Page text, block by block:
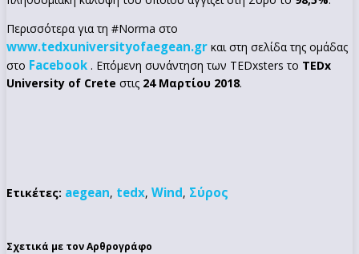
Περισσότερα για τη #Norma στο
www.tedxuniversityofaegean.gr και στη σελίδα της ομάδας
στο Facebook . Επόμενη συνάντηση των TEDxsters το TEDx
University of Crete στις 24 Μαρτίου 2018.
Ετικέτες: aegean, tedx, Wind, Σύρος
Σχετικά με τον Αρθρογράφο